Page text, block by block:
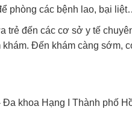
phòng các bệnh lao, bại
trẻ đến các cơ sở y tế
Đến khám càng sớm,
Đa khoa Hạng I Thành phố